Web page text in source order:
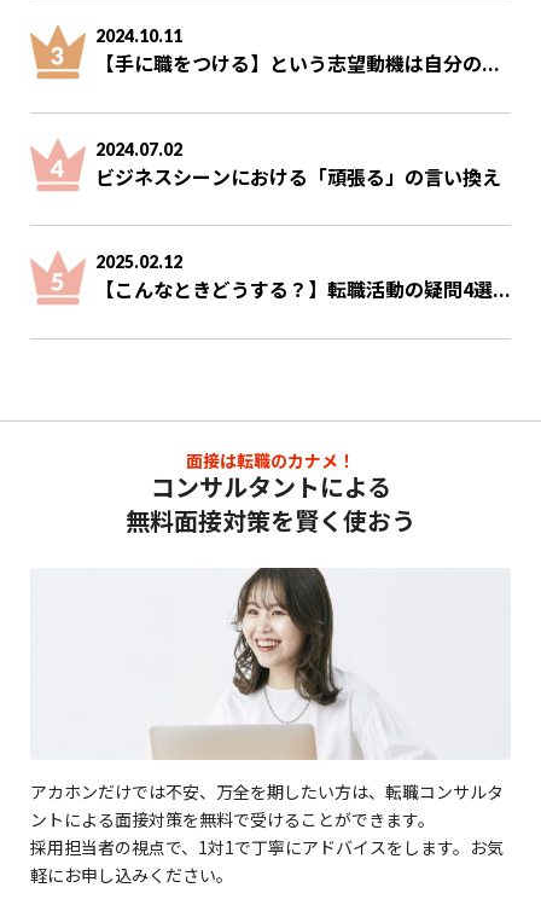
2024.10.11
【手に職をつける】という志望動機は自分の...
2024.07.02
ビジネスシーンにおける「頑張る」の言い換え
2025.02.12
【こんなときどうする？】転職活動の疑問4選...
面接は転職のカナメ！
コンサルタントによる
無料面接対策を賢く使おう
アカホンだけでは不安、万全を期したい方は、転職コンサルタ
ントによる面接対策を無料で受けることができます。
採用担当者の視点で、1対1で丁寧にアドバイスをします。お気
軽にお申し込みください。